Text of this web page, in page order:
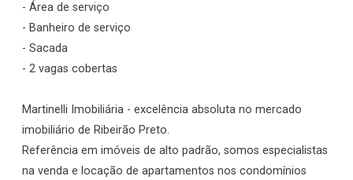
- Área de serviço
- Banheiro de serviço
- Sacada
- 2 vagas cobertas
Martinelli Imobiliária - excelência absoluta no mercado
imobiliário de Ribeirão Preto.
Referência em imóveis de alto padrão, somos especialistas
na venda e locação de apartamentos nos condomínios